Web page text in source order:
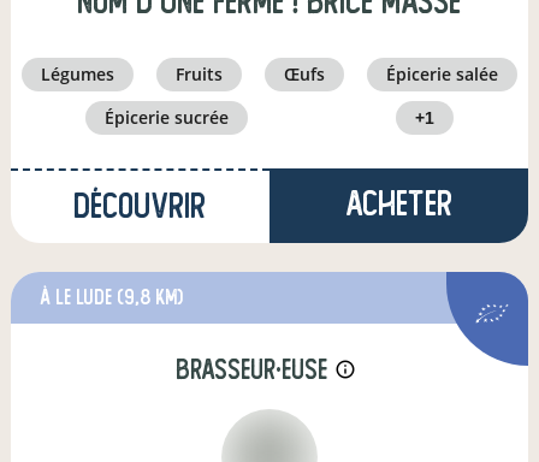
légumes fruits œufs
épicerie salée
épicerie sucrée
+1
Découvrir Acheter
à Le Lude (9,8 km)
brasseur·euse info_outline